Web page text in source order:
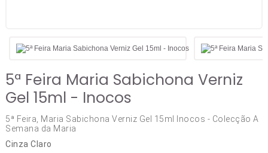
5ª Feira Maria Sabichona Verniz
Gel 15ml - Inocos
5ª Feira, Maria Sabichona Verniz Gel 15ml Inocos - Colecção A
Semana da Maria
Cinza Claro